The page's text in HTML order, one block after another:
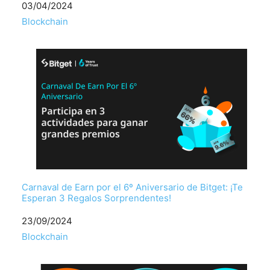
Fecha
03/04/2024
Respecto a
Blockchain
Carnaval de Earn por el 6º Aniversario de Bitget: ¡Te
Esperan 3 Regalos Sorprendentes!
Fecha
23/09/2024
Respecto a
Blockchain